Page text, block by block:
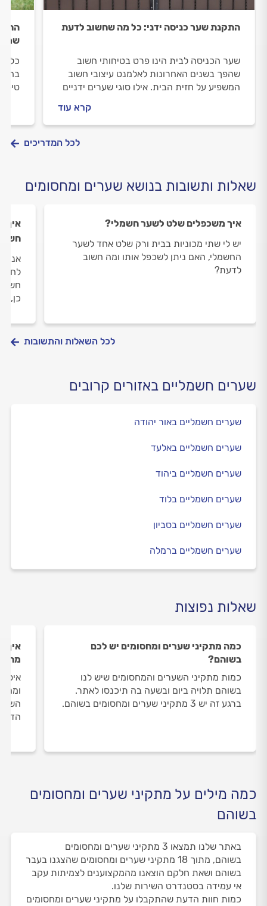
התקנת שער כניסה ידני: כל מה שחשוב לדעת
שער הכניסה לבית הינו פרט בטיחותי חשוב
שהפך בשנים האחרונות לאלמנט עיצובי חשוב
המשפיע על חזית הבית. אילו סוגי שערים ידניים
קרא עוד
כל
לכל המדריכים
שאלות ותשובות בנושא שערים ומחסומים
איך משכפלים שלט לשער חשמלי?
יש לי שתי מכוניות בבית ורק שלט אחד לשער
החשמלי, האם ניתן לשכפל אותו ומה חשוב
לדעת?
איך
כן,
לכל השאלות והתשובות
שערים חשמליים באזורים קרובים
שערים חשמליים באור יהודה
שערים חשמליים באלעד
שערים חשמליים ביהוד
שערים חשמליים בלוד
שערים חשמליים בסביון
שערים חשמליים ברמלה
שאלות נפוצות
כמה מתקיני שערים ומחסומים יש לכם
בשוהם?
כמות מתקיני השערים והמחסומים שיש לנו
בשוהם תלויה ביום ובשעה בה תיכנסו לאתר.
ברגע זה יש 3 מתקיני שערים ומחסומים בשוהם.
איך
כמה מילים על מתקיני שערים ומחסומים
בשוהם
באתר שלנו תמצאו 3 מתקיני שערים ומחסומים
בשוהם, מתוך 18 מתקיני שערים ומחסומים שהצגנו בעבר
בשוהם ושאת חלקם הוצאנו מהמקצוענים לצמיתות עקב
אי עמידה בסטנדרט השירות שלנו.
כמות חוות הדעת שהתקבלו על מתקיני שערים ומחסומים